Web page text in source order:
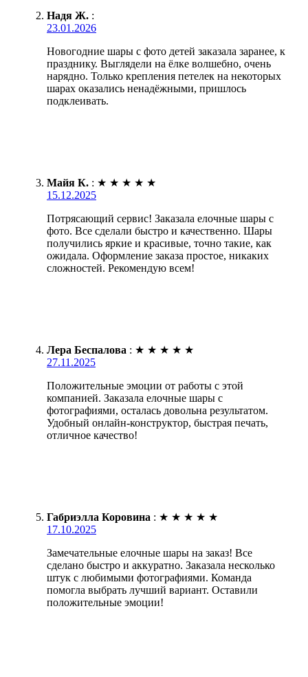
Надя Ж. :
23.01.2026
Новогодние шары с фото детей заказала заранее, к
празднику. Выглядели на ёлке волшебно, очень
нарядно. Только крепления петелек на некоторых
шарах оказались ненадёжными, пришлось
подклеивать.
Майя К. : ★ ★ ★ ★ ★
15.12.2025
Потрясающий сервис! Заказала елочные шары с
фото. Все сделали быстро и качественно. Шары
получились яркие и красивые, точно такие, как
ожидала. Оформление заказа простое, никаких
сложностей. Рекомендую всем!
Лера Беспалова : ★ ★ ★ ★ ★
27.11.2025
Положительные эмоции от работы с этой
компанией. Заказала елочные шары с
фотографиями, осталась довольна результатом.
Удобный онлайн-конструктор, быстрая печать,
отличное качество!
Габриэлла Коровина : ★ ★ ★ ★ ★
17.10.2025
Замечательные елочные шары на заказ! Все
сделано быстро и аккуратно. Заказала несколько
штук с любимыми фотографиями. Команда
помогла выбрать лучший вариант. Оставили
положительные эмоции!